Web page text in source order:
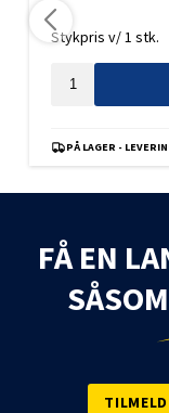
Stykpris v/ 1 stk.
PÅ LAGER -
FÅ EN